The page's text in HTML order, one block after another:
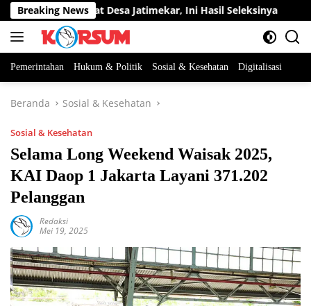
Langsung
ke
konten
Breaking News
Perangkat Desa Jatimekar, Ini Hasil Seleksinya
Pemerintahan Hukum & Politik Sosial & Kesehatan Digitalisasi
Beranda Sosial & Kesehatan
Sosial & Kesehatan
Selama Long Weekend Waisak 2025,
KAI Daop 1 Jakarta Layani 371.202
Pelanggan
Redaksi
Mei 19, 2025